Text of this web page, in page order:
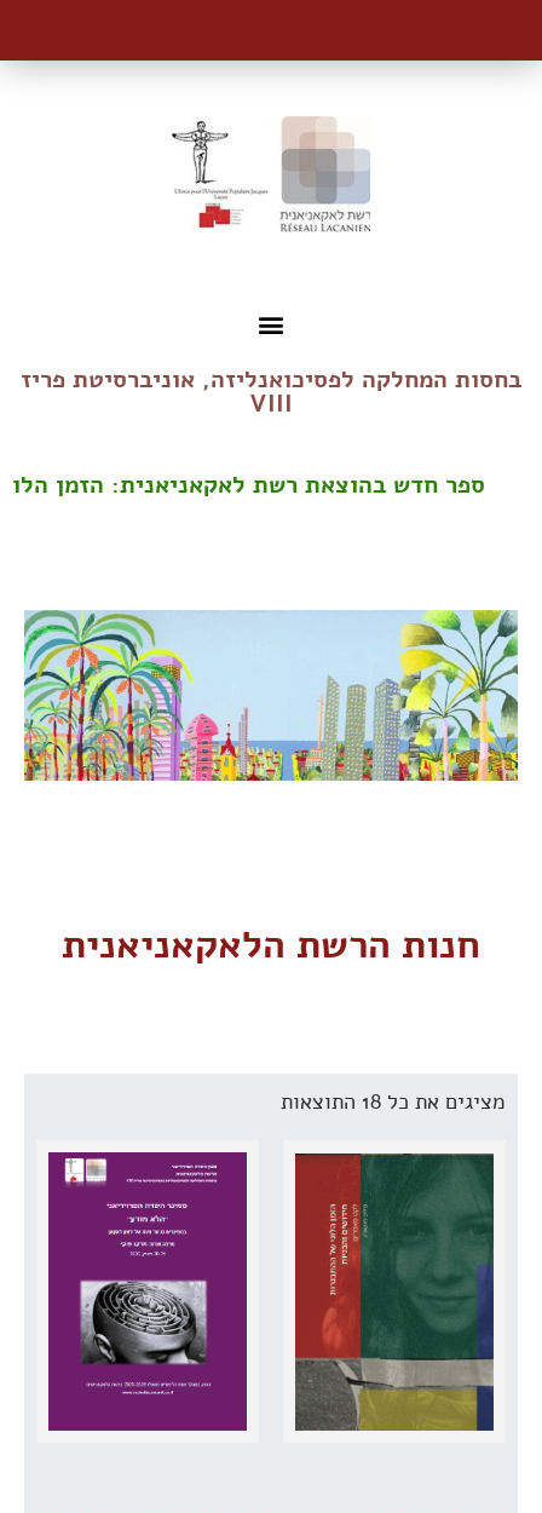
בחסות המחלקה לפסיכואנליזה, אוניברסיטת פריז
VIII
ספר חדש בהוצאת רשת לאקאניאנית: הזמן הלוגי
חנות הרשת הלאקאניאנית
מציגים את כל ⁦18⁩ התוצאות